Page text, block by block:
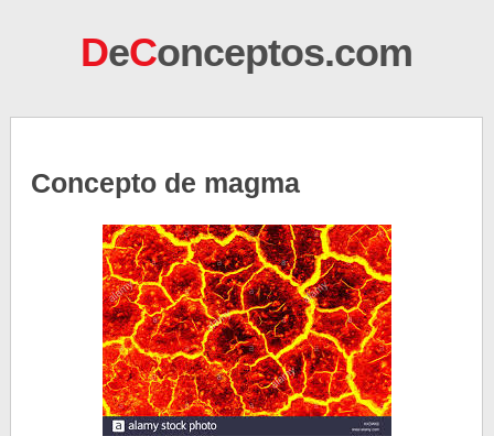
DeConceptos.com
Concepto de magma